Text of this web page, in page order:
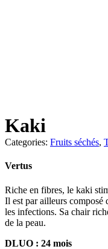
Kaki
Categories: Fruits séchés,
Vertus
Riche en fibres, le kaki
Il est par ailleurs
les infections. Sa chair
de la peau.
DLUO : 24 mois